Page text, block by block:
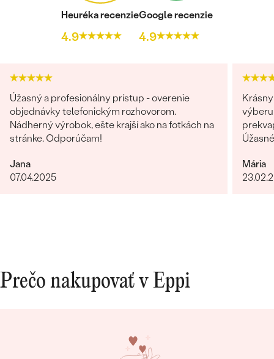
Heuréka recenzie
4.9
Google recenzie
4.9
Úžasný a profesionálny prístup - overenie
objednávky telefonickým rozhovorom.
Nádherný výrobok, ešte krajší ako na fotkách na
stránke. Odporúčam!
Jana
07.04.2025
výberu
Mária
Prečo nakupovať v Eppi